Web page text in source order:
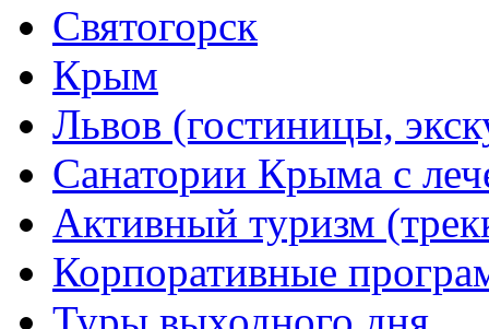
Святогорск
Крым
Львов (гостиницы,
Санатории Крыма с
Активный туризм
Корпоративные